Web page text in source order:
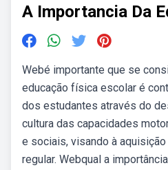
A Importancia Da
Webé importante que se
educação física escolar é
dos estudantes através do
cultura das capacidades
e sociais, visando à
regular. Webqual a